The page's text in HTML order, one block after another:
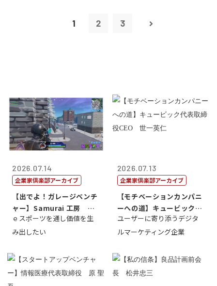
1 2 3
2026.07.14
企業家倶楽部アーカイブ
【出でよ！ガレージベンチ
ャー】Samurai 工房 代
表取締...
ｅスポーツを通し価値を生
み出したい
2026.07.13
企業家倶楽部アーカイブ
【モチベーションカンパニ
ーへの道】キュービック代
表取締役CE...
ユーザーに寄り添うデジタ
ルマーケティング企業